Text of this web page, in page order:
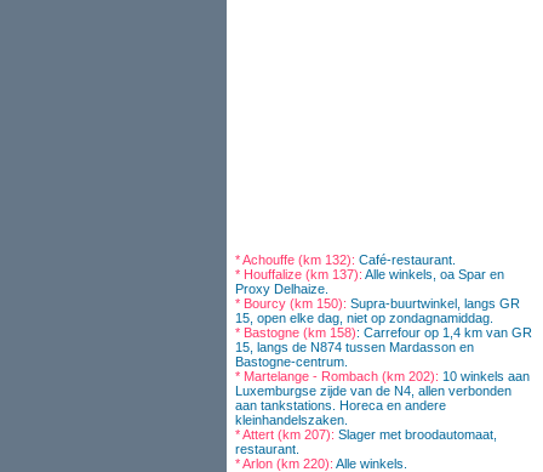
* Achouffe (km 132): Café-restaurant.
* Houffalize (km 137): Alle winkels, oa Spar en
Proxy Delhaize.
* Bourcy (km 150): Supra-buurtwinkel, langs GR
15, open elke dag, niet op zondagnamiddag.
* Bastogne (km 158): Carrefour op 1,4 km van GR
15, langs de N874 tussen Mardasson en
Bastogne-centrum.
* Martelange - Rombach (km 202): 10 winkels aan
Luxemburgse zijde van de N4, allen verbonden
aan tankstations. Horeca en andere
kleinhandelszaken.
* Attert (km 207): Slager met broodautomaat,
restaurant.
* Arlon (km 220): Alle winkels.